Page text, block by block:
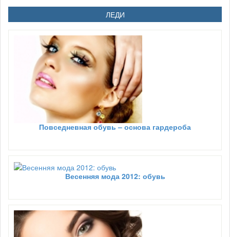
ЛЕДИ
Повседневная обувь – основа гардероба
Весенняя мода 2012: обувь